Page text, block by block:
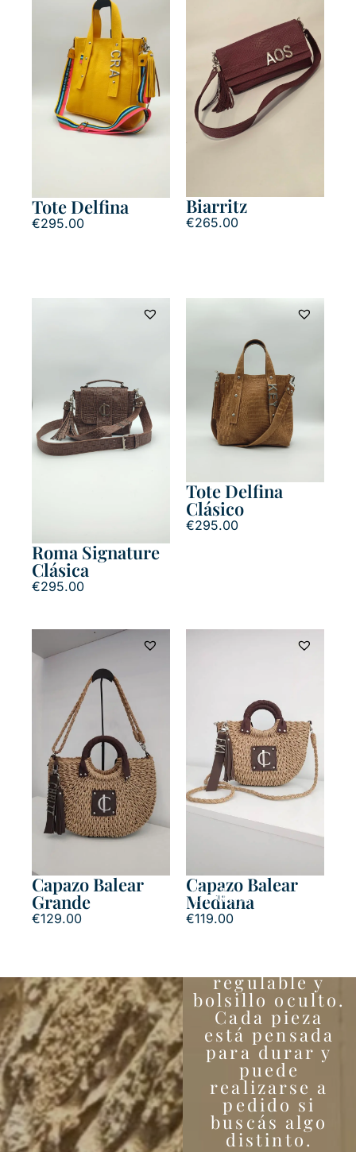
Tote Delfina
€295.00
Biarritz
€265.00
Roma Signature
Clásica
€295.00
Tote Delfina
Clásico
€295.00
Capazo Balear
Grande
€129.00
Capazo Balear
Mediana
€119.00
Todos nuestros
bolsos
bandolera
regulable y
bolsillo oculto.
Cada pieza
está pensada
para durar y
puede
realizarse a
pedido si
buscás algo
distinto.